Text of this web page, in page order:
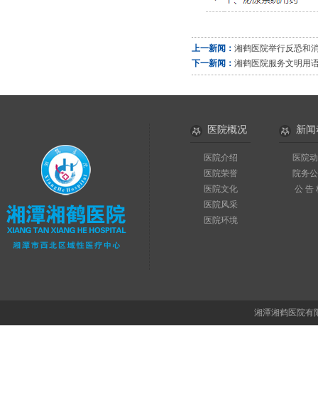
上一新闻： 湘鹤医院举行反恐和
下一新闻： 湘鹤医院服务文明用
医院概况
医院介绍
医院荣誉
医院文化
医院风采
医院环境
新
医院
院务
公 告
湘潭湘鹤医院有